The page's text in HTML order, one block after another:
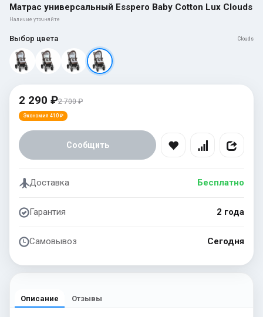
Матрас универсальный Esspero Baby Cotton Lux Clouds
Наличие уточняйте
Выбор цвета Clouds
2 290 ₽2 700 ₽
Экономия 410 ₽
Сообщить
Доставка Бесплатно
Гарантия 2 года
Самовывоз Сегодня
Описание Отзывы